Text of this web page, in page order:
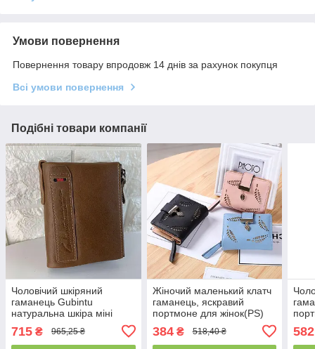
Умови повернення
Повернення товару впродовж 14 днів за рахунок покупця
Всі умови повернення
Подібні товари компанії
Чоловічий шкіряний
гаманець Gubintu
натуральна шкіра міні
715 ₴ 965,25 ₴
Жіночий маленький клатч
гаманець, яскравий
портмоне для жінок(PS)
384₴ 518,40 ₴ 582